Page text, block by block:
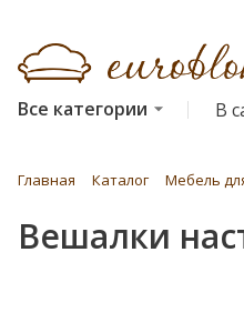
Все категории В
Главная Каталог Мебель
Вешалки